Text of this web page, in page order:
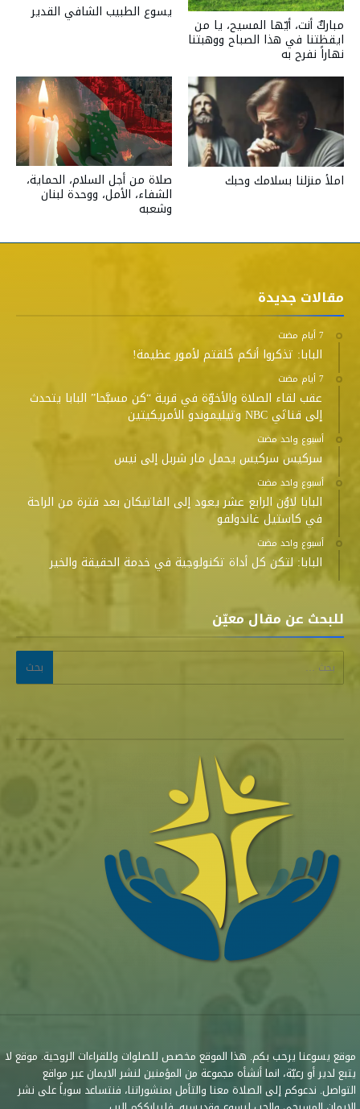
يسوع الطبيب الشافي القدير
مباركٌ أنت، أيّها المسيح، يا من
ايقظتنا في هذا الصباح ووهبتنا
نهاراً نفرح به
صلاة من أجل السلام، الحماية،
الشفاء، الأمل، ووحدة لبنان
وشعبه
املأ منزلنا بسلامك وحبك
مقالات جديدة
البابا: تذكروا أنكم خُلقتم لأمور عظيمة!
عقب لقاء الصلاة والأخوّة في قرية “كن مسبَّحا” البابا يتحدث
إلى قناتَي NBC وتيليموندو الأمريكيتين
‫‫‫‏‫أسبوع واحد مضت‬
سركيس سركيس يحمل مار شربل إلى نيس
‫‫‫‏‫أسبوع واحد مضت‬
البابا لاوُن الرابع عشر يعود إلى الفاتيكان بعد فترة من الراحة
في كاستيل غاندولفو
‫‫‫‏‫أسبوع واحد مضت‬
البابا: لتكن كل أداة تكنولوجية في خدمة الحقيقة والخير
للبحث عن مقال معيّن
البحث عن:
موقع يسوعنا يرحب بكم. هذا الموقع مخصص للصلوات وللقراءات الروحية. موقع لا
يتبع لدير أو رعيّة، انما أنشأه مجموعة من المؤمنين لنشر الايمان عبر مواقع
التواصل. ندعوكم إلى الصلاة معنا والتأمل بمنشوراتنا، فنتساعد سوياً على نشر